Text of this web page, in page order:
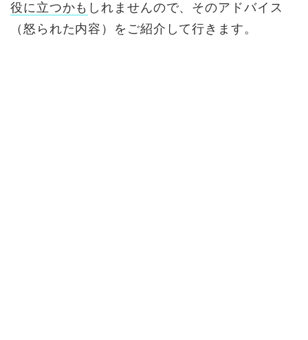
役に立つかも しれませんので、そのアドバイス
（怒られた内容）をご紹介して行きます。